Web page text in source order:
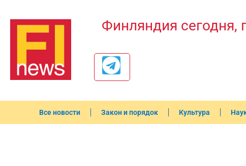
Финляндия сегодня,
Все новости Закон и порядок Культура